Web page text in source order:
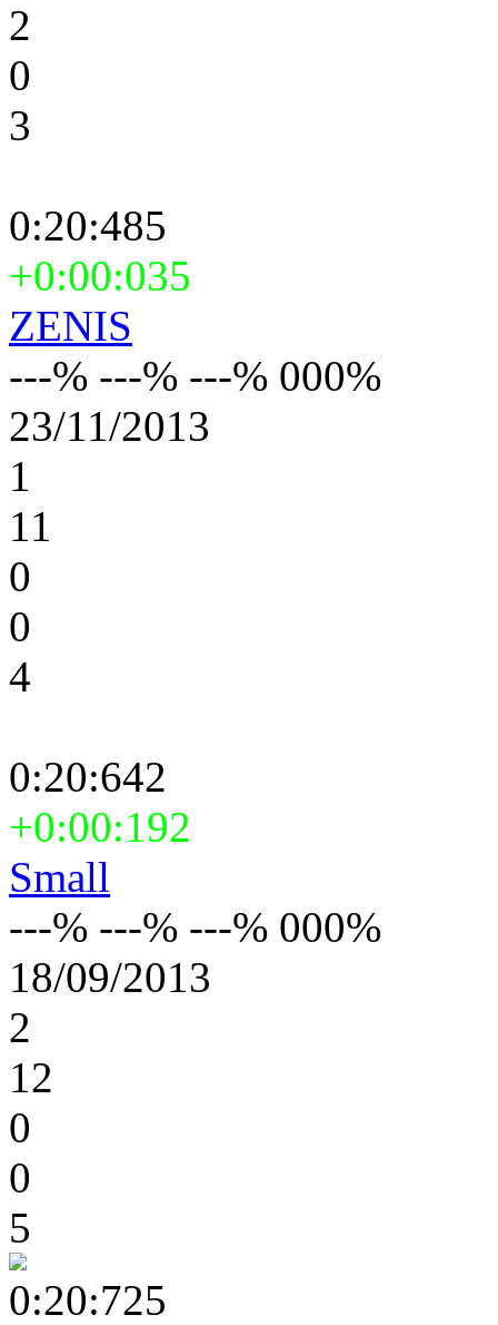
2
0
3
0:20:485
+0:00:035
ZENIS
---% ---% ---% 000%
23/11/2013
1
11
0
0
4
0:20:642
+0:00:192
Small
---% ---% ---% 000%
18/09/2013
2
12
0
0
5
0:20:725